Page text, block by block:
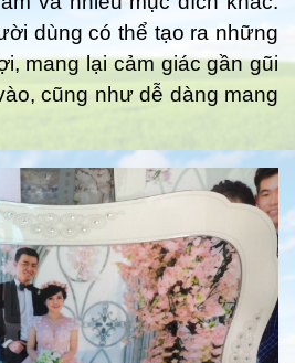
dùng có thể tạo ra những
mang lại cảm giác gần gũi
cũng như dễ dàng mang